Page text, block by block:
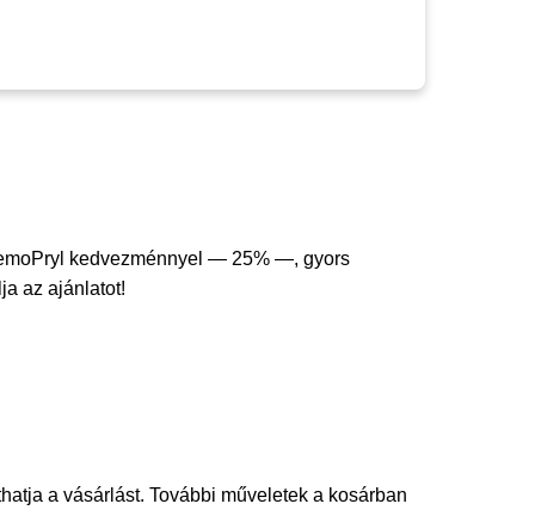
kedvezménnyel — 25% —, gyors
az ajánlatot!
a vásárlást. További műveletek a kosárban